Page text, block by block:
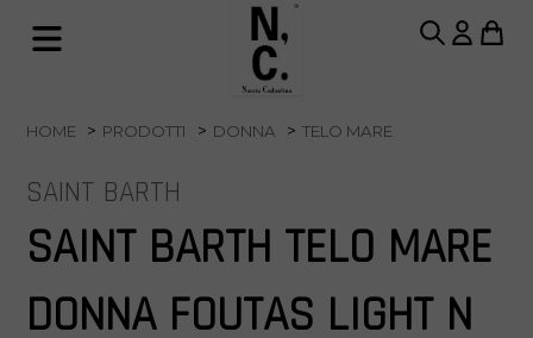
HOME PRODOTTI DONNA TELO MARE
SAINT BARTH
SAINT BARTH TELO MARE
DONNA FOUTAS LIGHT N